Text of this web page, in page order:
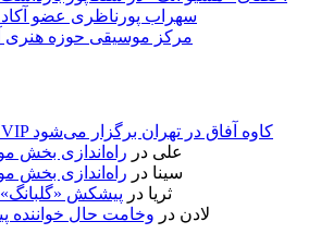
سهراب پورناظری عضو
مرکز موسیقی حوزه هنری
کنسرت VIP کاوه آفاق در تهران برگزار می‌شود
علی در راه‌اندازی بخش
سینا در راه‌اندازی بخش
ثریا در پیشکش
لادن در وخامت حال خواننده